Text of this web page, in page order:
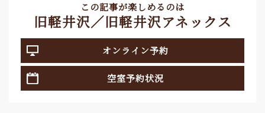
この記事が楽しめるのは
旧軽井沢／旧軽井沢アネックス
オンライン予約
空室予約状況